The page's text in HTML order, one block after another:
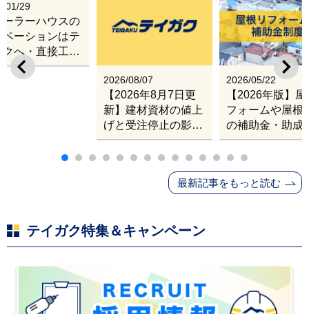
2026/08/07
【2026年8月7日更
新】建材資材の値上
げと受注停止の影響
｜塗料・屋根材・シ
ンナー・断熱材・ル
ーフィングの値上げ
と材料入手困難・出
2026/05/22
【2026年版】
フォームや屋根
の補助金・助成
業
01/29
ーラーハウスの
ベーションはテ
クへ・直接工事
張改修サービス
最新記事をもっと読む
テイガク特集＆キャンペーン